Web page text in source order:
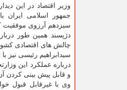
وزیر اقتصاد در این
جمهور اسلامی ایران
سیزدهم آرزوی موفقیت
دژپسند همین طور
چالش های اقتصادی
سیدابراهیم رئیسی نیز
درباره عملکرد این
و قابل پیش بینی کردن
وی با غیرقابل قبول